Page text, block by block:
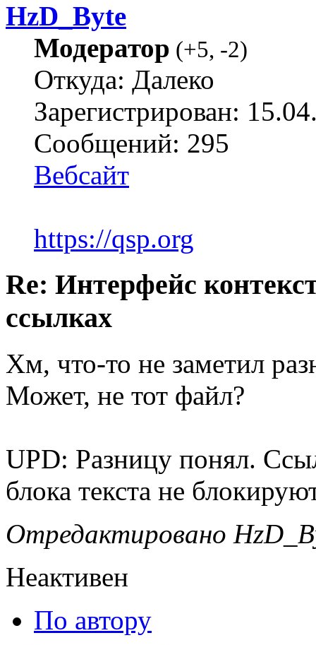
HzD_Byte
Модератор (+5, -2)
Откуда: Далеко
Зарегистрирован:
Сообщений: 295
Вебсайт
https://qsp.org
Re: Интерфейс
ссылках
Хм, что-то не заметил
Может, не тот файл?
UPD: Разницу понял.
блока текста не
Отредактировано
Неактивен
По автору